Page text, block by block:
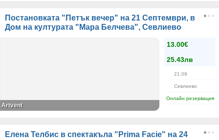
Постановката "Петък вечер" на 21 Септември, в
Дом на културата "Мара Белчева", Севлиево
13.00€
25.43лв
21.09
Севлиево
Онлайн резервация
Artvent
Елена Телбис в спектакъла "Prima Facie" на 24